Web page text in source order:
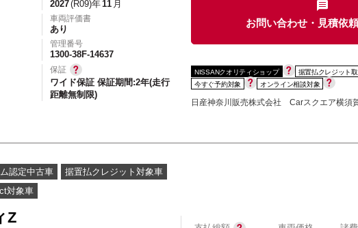
ーステアリング CD
本革シート
寒冷地仕様 ブラインドモニター
後席モニター ハイビームアシスト ドライブレコーダー
2027(R09)年11 月
車両評価書
あり
管理番号
1300-38F-14637
保証
ワイド保証 保証期間:2年(走行
距離無制限)
お問い合わせ・見積依頼
NISSANクオリティショップ
据置払クレジット
今すぐ予約対象
オンライン相談対象
日産神奈川販売株式会社 Carスクエア横
認定中古車
据置払クレジット対象車
対象車
Z